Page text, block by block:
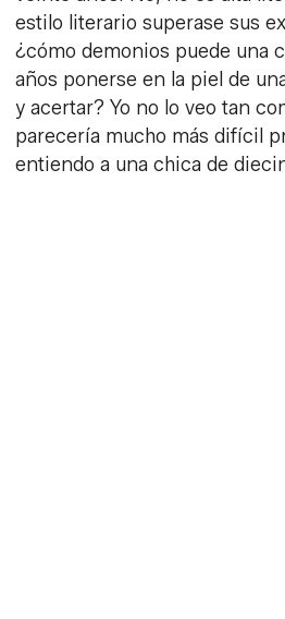
estilo literario superase sus
¿cómo demonios puede una
años ponerse en la piel de
y acertar? Yo no lo veo tan
parecería mucho más difícil
entiendo a una chica de